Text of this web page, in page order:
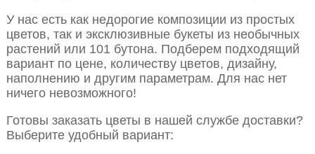
У нас есть как недорогие композиции из простых
цветов, так и эксклюзивные букеты из необычных
растений или 101 бутона. Подберем подходящий
вариант по цене, количеству цветов, дизайну,
наполнению и другим параметрам. Для нас нет
ничего невозможного!
Готовы заказать цветы в нашей службе доставки?
Выберите удобный вариант: